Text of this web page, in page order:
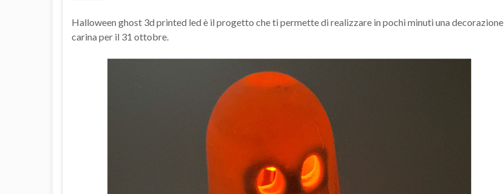
Halloween ghost 3d printed led è il progetto che ti permette di realizzare in pochi minuti una decorazione
carina per il 31 ottobre.